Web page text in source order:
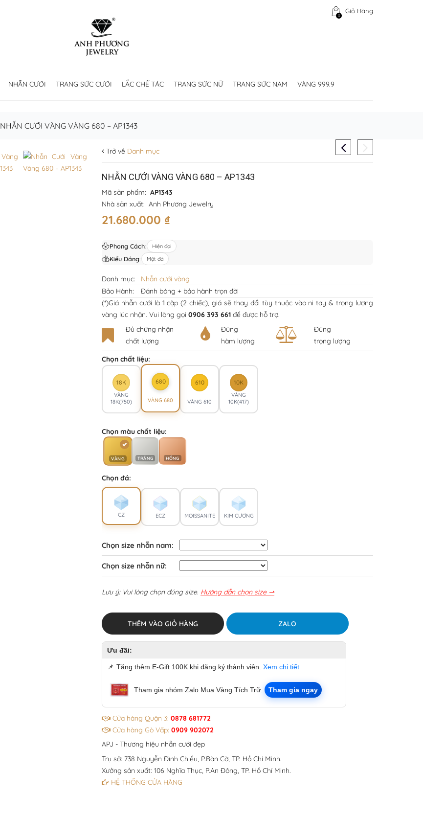
Giỏ Hàng
0
NHẪN CƯỚI TRANG SỨC CƯỚI LẮC CHẾ TÁC TRANG SỨC NỮ TRANG SỨC NAM VÀNG 999.9
NHẪN CƯỚI VÀNG VÀNG 680 – AP1343
Trở về Danh mục
NHẪN CƯỚI VÀNG VÀNG 680 – AP1343
Mã sản phẩm: AP1343
Nhà sản xuất: Anh Phương Jewelry
21.680.000 ₫
Phong Cách: Hiện đại
Kiểu Dáng: Một đá
Danh mục:
Nhẫn cưới vàng
Bảo Hành:
Đánh bóng + bảo hành trọn đời
(*)Giá nhẫn cưới là 1 cặp (2 chiếc), giá sẽ thay đổi tùy thuộc vào ni tay & trọng lượng
vàng lúc nhận. Vui lòng gọi 0906 393 661 để được hỗ trợ.
Đủ chứng nhận
chất lượng
Đúng
hàm lượng
Đúng
trọng lượng
Chọn chất liệu:
18K
VÀNG
18K(750)
680
VÀNG 680
610
VÀNG 610
10K
VÀNG
10K(417)
Chọn màu chất liệu:
VÀNG TRẮNG HỒNG
Chọn đá:
CZ ECZ MOISSANITE KIM CƯƠNG
Chọn size nhẫn nam:
Chọn size nhẫn nữ:
Lưu ý: Vui lòng chọn đúng size. Hướng dẫn chọn size ⇀
THÊM VÀO GIỎ HÀNG ZALO
Ưu đãi:
📌 Tặng thêm E-Gift 100K khi đăng ký thành viên. Xem chi tiết
Tham gia nhóm Zalo Mua Vàng Tích Trữ. Tham gia ngay
Cửa hàng Quận 3: 0878 681772
Cửa hàng Gò Vấp: 0909 902072
APJ - Thương hiệu nhẫn cưới đẹp
Trụ sở: 738 Nguyễn Đình Chiểu, P.Bàn Cờ, TP. Hồ Chí Minh.
Xưởng sản xuất: 106 Nghĩa Thục, P.An Đông, TP. Hồ Chí Minh.
HỆ THỐNG CỬA HÀNG